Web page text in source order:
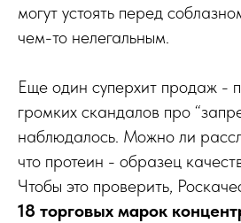
могут устоять перед
чем-то нелегальным.
Еще один суперхит продаж -
громких скандалов про
наблюдалось. Можно ли
что протеин - образец
Чтобы это проверить,
18 торговых марок